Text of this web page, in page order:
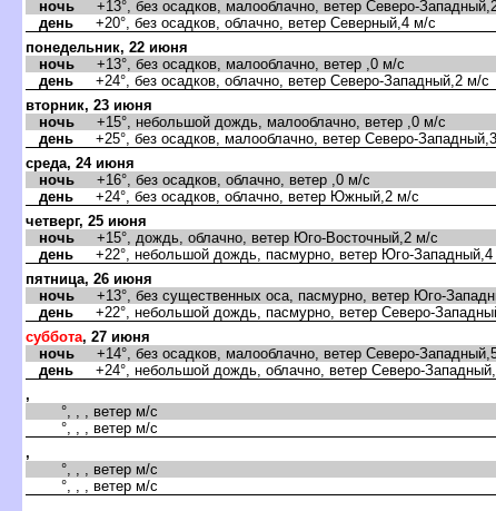
ночь +13°, без осадков, малооблачно, ветер Северо-
день +20°, без осадков, облачно, ветер Северный,4 м/с
понедельник, 22 июня
ночь +13°, без осадков, малооблачно, ветер ,0 м/с
день +24°, без осадков, облачно, ветер Северо-Западный,2 м/с
торник, 23 июня
ночь +15°, небольшой дождь, малооблачно, ветер ,0 м/с
день +25°, без осадков, малооблачно, ветер Северо-
среда, 24 июня
ночь +16°, без осадков, облачно, ветер ,0 м/с
день +24°, без осадков, облачно, ветер Южный,2 м/с
четверг, 25 июня
ночь +15°, дождь, облачно, ветер Юго-Восточный,2 м/с
день +22°, небольшой дождь, пасмурно, ветер Юго-Западный,4
пятница, 26 июня
ночь +13°, без существенных оса, пасмурно, ветер Юго-
день +22°, небольшой дождь, пасмурно, ветер Северо-
суббота, 27 июня
ночь +14°, без осадков, малооблачно, ветер Северо-
день +24°, небольшой дождь, облачно, ветер Северо-
,
°, , , ветер м/с
°, , , ветер м/с
,
°, , , ветер м/с
°, , , ветер м/с